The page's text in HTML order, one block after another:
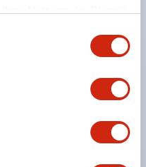
kombiniert werden